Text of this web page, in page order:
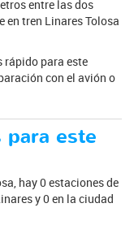
entre las dos
en tren Linares Tolosa
rápido para este
con el avión o
este
hay 0 estaciones de
y 0 en la ciudad